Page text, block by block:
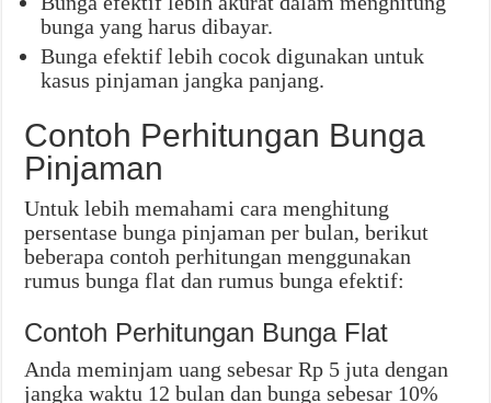
bunga yang harus dibayar.
Bunga efektif lebih cocok digunakan untuk
kasus pinjaman jangka panjang.
Contoh Perhitungan Bunga
Pinjaman
Untuk lebih memahami cara menghitung
persentase bunga pinjaman per bulan, berikut
beberapa contoh perhitungan menggunakan
rumus bunga flat dan rumus bunga efektif:
Contoh Perhitungan Bunga Flat
Anda meminjam uang sebesar Rp 5 juta dengan
jangka waktu 12 bulan dan bunga sebesar 10%